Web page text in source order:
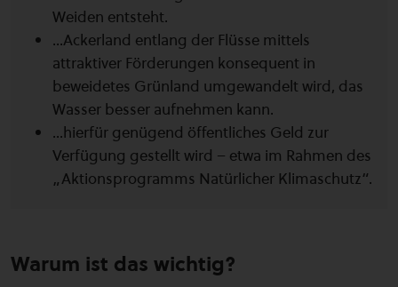
Weiden entsteht.
...Ackerland entlang der Flüsse mittels
attraktiver Förderungen konsequent in
beweidetes Grünland umgewandelt wird, das
Wasser besser aufnehmen kann.
...hierfür genügend öffentliches Geld zur
Verfügung gestellt wird – etwa im Rahmen des
„Aktionsprogramms Natürlicher Klimaschutz“.
Warum ist das wichtig?